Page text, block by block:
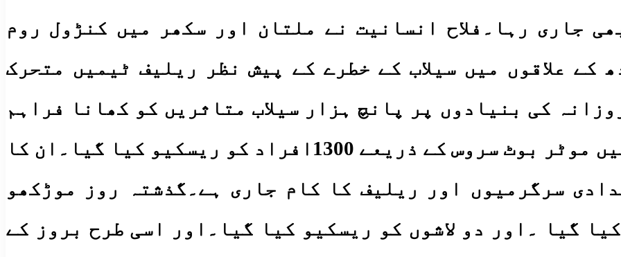
جاری رہا۔فلاح انسانیت نے ملتان اور سکھر میں کنڑول روم
کے علاقوں میں سیلاب کے خطرے کے پیش نظر ریلیف ٹیمیں متحرک
کی بنیادوں پر پانچ ہزار سیلاب متاثریں کو کھانا فراہم
کیا جارہا ہے۔سیلاب زدہ علاقوں میں موٹر بوٹ سروس کے ذریعے 1300افراد کو ریسکیو کیا گیا۔ان کا
سرگرمیوں اور ریلیف کا کام جاری ہے۔گذشتہ روز موڑکھو
سروے کیا گیا ۔اور دو لاشوں کو ریسکیو کیا گیا۔اور اسی طرح بروز کے